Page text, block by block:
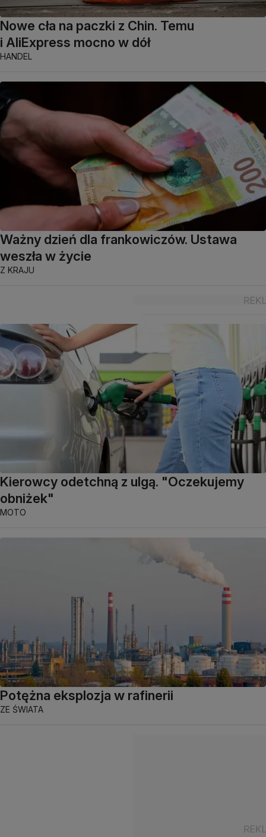
Nowe cła na paczki z Chin. Temu
i AliExpress mocno w dół
HANDEL
Ważny dzień dla frankowiczów. Ustawa
weszła w życie
Z KRAJU
Kierowcy odetchną z ulgą. "Oczekujemy
obniżek"
MOTO
Potężna eksplozja w rafinerii
ZE ŚWIATA